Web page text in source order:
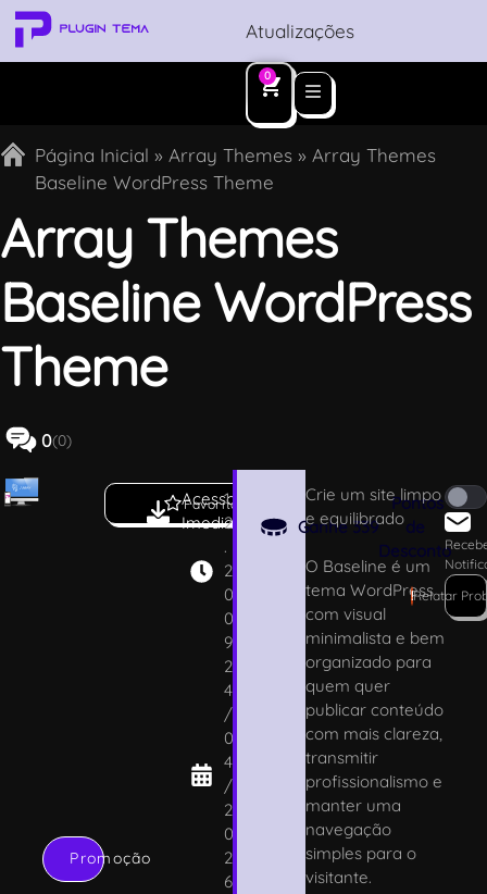
Atualizações
0
Página Inicial » Array Themes » Array Themes
Baseline WordPress Theme
Array Themes
Baseline WordPress
Theme
0(0)
Promoção
Favoritar
Acesso
Imediato
1.
2
.
2
0
0
9
2
4
/
0
4
/
2
0
2
6
Ganhe339
Pontos
de
Desconto
Crie um site limpo
e equilibrado
O Baseline é um
tema WordPress
com visual
minimalista e bem
organizado para
quem quer
publicar conteúdo
com mais clareza,
transmitir
profissionalismo e
manter uma
navegação
simples para o
visitante.
!Relatar